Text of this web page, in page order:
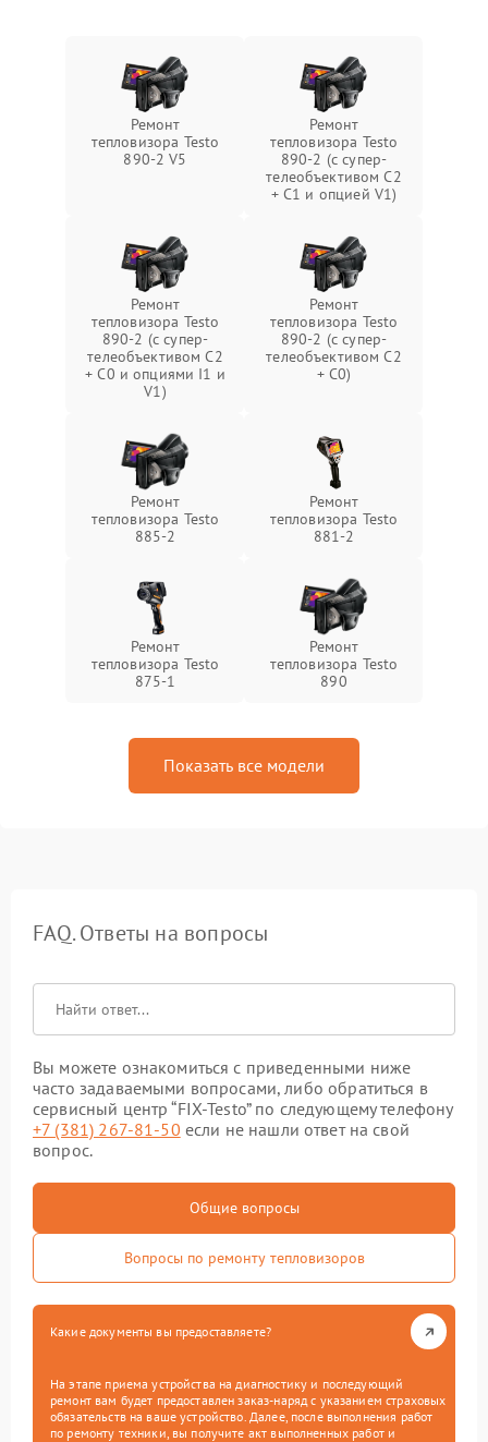
Ремонт
тепловизора Testo
890-2 V5
Ремонт
тепловизора Testo
890-2 (c супер-
телеобъективом C2
+ C1 и опцией V1)
Ремонт
тепловизора Testo
890-2 (c супер-
телеобъективом C2
+ C0 и опциями I1 и
V1)
Ремонт
тепловизора Testo
890-2 (c супер-
телеобъективом C2
+ C0)
Ремонт
тепловизора Testo
885-2
Ремонт
тепловизора Testo
881-2
Ремонт
тепловизора Testo
875-1
Ремонт
тепловизора Testo
890
Показать все модели
FAQ. Ответы на вопросы
Вы можете ознакомиться с приведенными ниже
часто задаваемыми вопросами, либо обратиться в
сервисный центр “FIX-Testo” по следующему телефону
+7 (381) 267-81-50 если не нашли ответ на свой
вопрос.
Общие вопросы
Вопросы по ремонту тепловизоров
Какие документы вы предоставляете?
На этапе приема устройства на диагностику и последующий
ремонт вам будет предоставлен заказ-наряд с указанием страховых
обязательств на ваше устройство. Далее, после выполнения работ
по ремонту техники, вы получите акт выполненных работ и